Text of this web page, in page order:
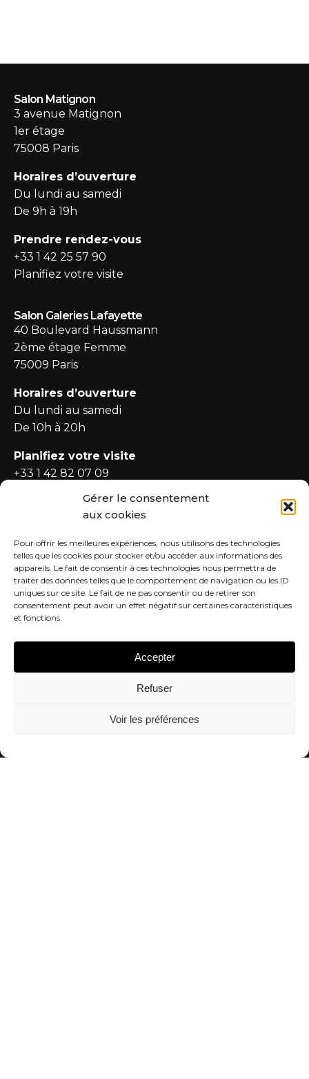
Gérer le consentement
aux cookies
Pour offrir les meilleures expériences, nous utilisons des technologies
telles que les cookies pour stocker et/ou accéder aux informations des
appareils. Le fait de consentir à ces technologies nous permettra de
traiter des données telles que le comportement de navigation ou les ID
uniques sur ce site. Le fait de ne pas consentir ou de retirer son
consentement peut avoir un effet négatif sur certaines caractéristiques
et fonctions.
Accepter
Refuser
Voir les préférences
Salon Matignon
3 avenue Matignon
1er étage
75008 Paris
Horaires d’ouverture
Du lundi au samedi
De 9h à 19h
Prendre rendez-vous
+33 1 42 25 57 90
Planifiez votre visite
Salon Galeries Lafayette
40 Boulevard Haussmann
2ème étage Femme
75009 Paris
Horaires d’ouverture
Du lundi au samedi
De 10h à 20h
Planifiez votre visite
+33 1 42 82 07 09
8-10 Rue Palatine
75006 Paris
Horaires d’ouverture
Du lundi au samedi
Planifiez votre visite
+33 1 43 29 07 26